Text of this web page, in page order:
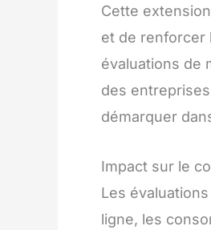
Cette
et de renforcer
évaluations de
des
démarquer
Impact sur le
Les
ligne, les